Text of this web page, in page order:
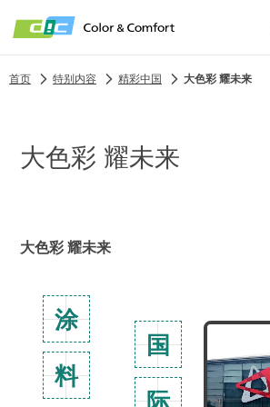
首页 特别内容 精彩中国 大色彩 耀未来
大色彩 耀未来
大色彩 耀未来
涂
料
国